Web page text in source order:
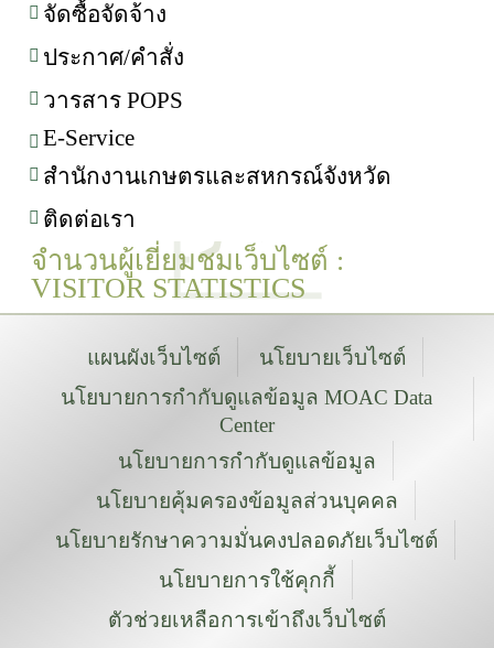
จัดซื้อจัดจ้าง
ประกาศ/คำสั่ง
วารสาร POPS
E-Service
สำนักงานเกษตรและสหกรณ์จังหวัด
ติดต่อเรา
จำนวนผู้เยี่ยมชมเว็บไซต์ :
VISITOR STATISTICS
แผนผังเว็บไซต์
นโยบายเว็บไซต์
นโยบายการกำกับดูแลข้อมูล MOAC Data
Center
นโยบายการกำกับดูแลข้อมูล
นโยบายคุ้มครองข้อมูลส่วนบุคคล
นโยบายรักษาความมั่นคงปลอดภัยเว็บไซต์
นโยบายการใช้คุกกี้
ตัวช่วยเหลือการเข้าถึงเว็บไซต์